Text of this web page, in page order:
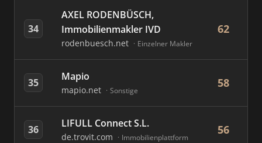
34
AXEL RODENBÜSCH,
Immobilienmakler IVD
rodenbuesch.net Einzelner Makler
62
35 Mapio
mapio.net Sonstige
58
36 LIFULL Connect S.L.
de.trovit.com Immobilienplattform
56